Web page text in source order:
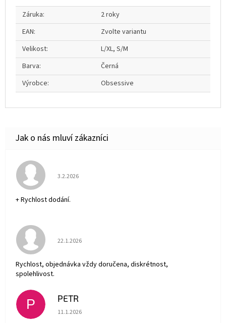
Záruka:
2 roky
EAN:
Zvolte variantu
Velikost:
L/XL, S/M
Barva:
Černá
Výrobce: Obsessive
Hodnocení obchodu je 5 z 5 hvězdiček.
3.2.2026
+ Rychlost dodání.
Hodnocení obchodu je 5 z 5 hvězdiček.
22.1.2026
Rychlost, objednávka vždy doručena, diskrétnost,
spolehlivost.
P PETR
Hodnocení obchodu je 5 z 5 hvězdiček.
11.1.2026